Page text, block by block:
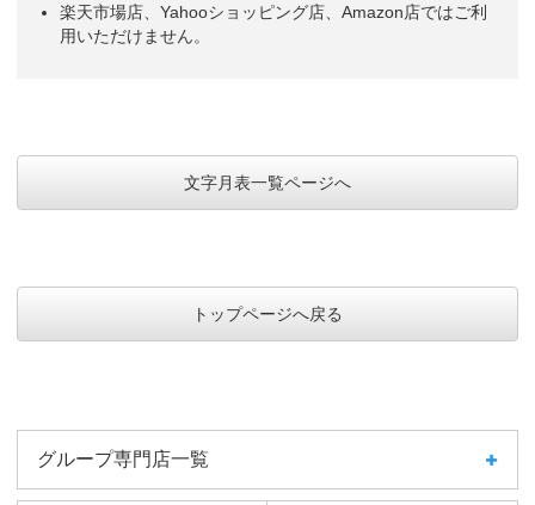
楽天市場店、Yahooショッピング店、Amazon店ではご利
用いただけません。
文字月表一覧ページへ
トップページへ戻る
グループ専門店一覧